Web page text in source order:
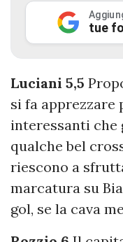
tue
Luciani 5,5
si fa apprezzare
interessanti che
qualche bel
riescono a
marcatura su
gol, se la cava